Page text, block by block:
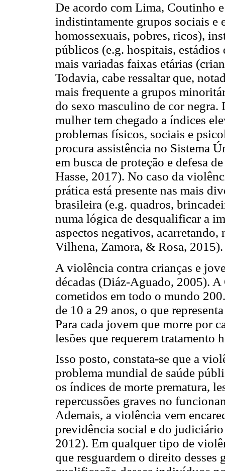
De acordo com Lima, Coutinho
indistintamente grupos sociais e
homossexuais, pobres, ricos),
públicos (e.g. hospitais, estádios
mais variadas faixas etárias
Todavia, cabe ressaltar que,
mais frequente a grupos
do sexo masculino de cor
mulher tem chegado a índices
problemas físicos, sociais e
procura assistência no Sistema
em busca de proteção e defesa
Hasse, 2017). No caso da
prática está presente nas mais
brasileira (e.g. quadros,
numa lógica de desqualificar a
aspectos negativos, acarretando,
Vilhena, Zamora, & Rosa, 2015).
A violência contra crianças e
décadas (Diáz-Aguado, 2005).
cometidos em todo o mundo
de 10 a 29 anos, o que
Para cada jovem que morre por
lesões que requerem tratamento
Isso posto, constata-se que a
problema mundial de saúde
os índices de morte prematura,
repercussões graves no
Ademais, a violência vem
previdência social e do
2012). Em qualquer tipo de
que resguardem o direito desses